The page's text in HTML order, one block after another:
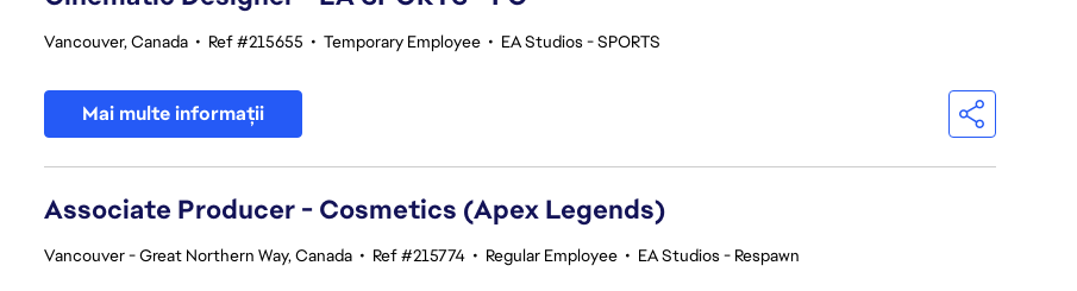
Vancouver, Canada • Ref #215655 • Temporary Employee • EA Studios - SPORTS
Mai multe informații
Associate Producer - Cosmetics (Apex Legends)
Vancouver - Great Northern Way, Canada • Ref #215774 • Regular Employee • EA Studios - Respawn